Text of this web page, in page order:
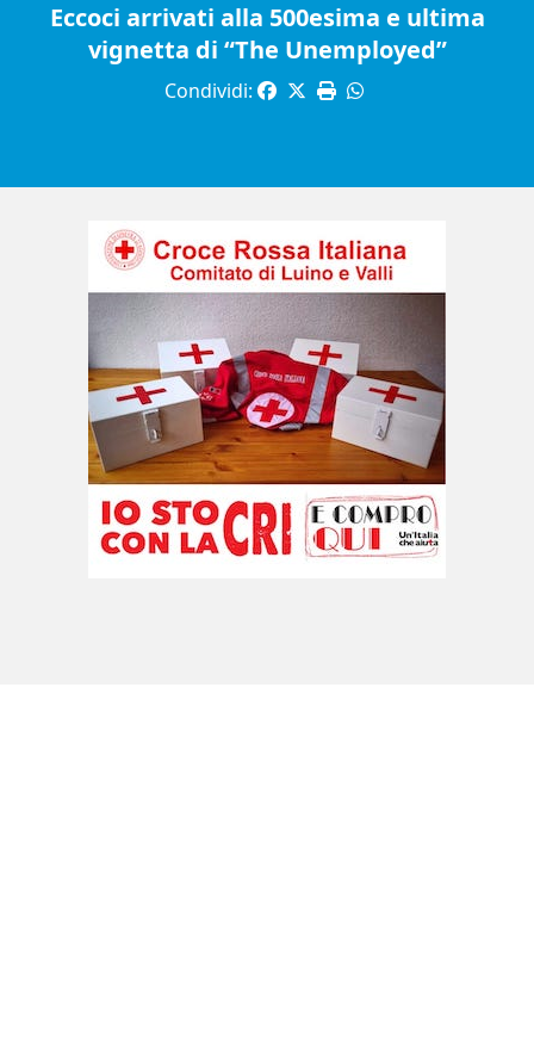
Eccoci arrivati alla 500esima e ultima
vignetta di “The Unemployed”
Condividi: